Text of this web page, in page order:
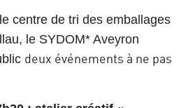
le centre de tri des emballages
le SYDOM* Aveyron
deux événements à ne pas